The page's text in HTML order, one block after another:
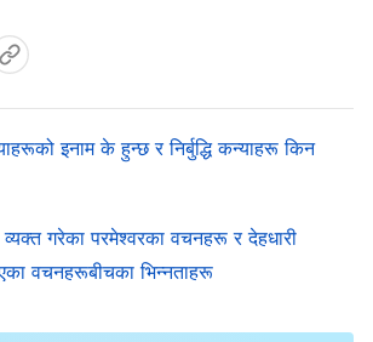
मानिसको कामले मानिसहरूलाई उनीहरू
सत्यताको बुझाइ र अनुभवतिर अगुवाइ
मानिसको काम भनेको मानिसहरूलाई
सुरुवात गरिदिनु, र मरणशील मानिसहरूले
मानिसहरूलाई प्रकट गरिदिनु हो, यसरी
बुझ्‍न सक्छन्। परमेश्‍वरको काम भनेको सबै
इनाम के हुन्छ र निर्बुद्धि कन्याहरू किन
गरेका परमेश्‍वरका वचनहरू र देहधारी
वचनहरूबीचका भिन्नताहरू